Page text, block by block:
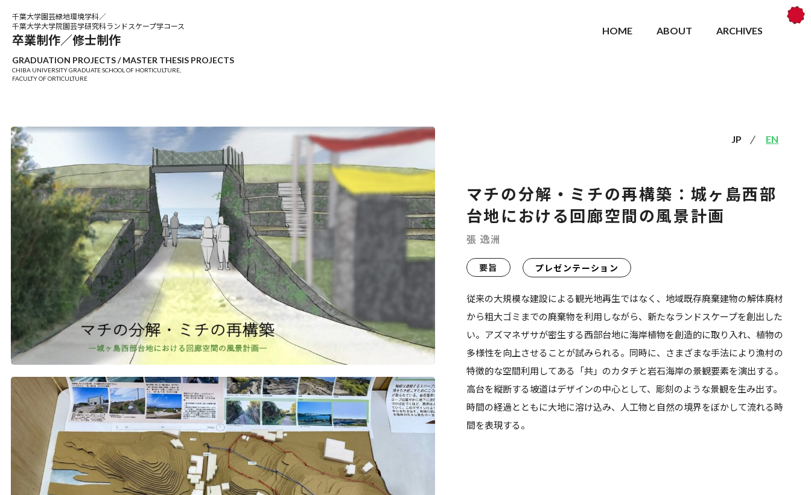
千葉大学園芸緑地環境学科／
千葉大学大学院園芸学研究科ランドスケープ学コース
卒業制作／修士制作
GRADUATION PROJECTS /MASTER THESIS PROJECTS
CHIBA UNIVERSITY GRADUATE SCHOOL OF HORTICULTURE,
FACULTY OF ORTICULTURE
HOME ABOUT ARCHIVES
JP EN
マチの分解・ミチの再構築：城ヶ島西部
台地における回廊空間の風景計画
張 逸洲
要旨 プレゼンテーション
従来の大規模な建設による観光地再生ではなく、地域既存廃棄建物の解体廃材
から粗大ゴミまでの廃棄物を利用しながら、新たなランドスケープを創出した
い。アズマネザサが密生する西部台地に海岸植物を創造的に取り入れ、植物の
多様性を向上させることが試みられる。同時に、さまざまな手法により漁村の
特徴的な空間利用してある「共」のカタチと岩石海岸の景観要素を演出する。
高台を縦断する坡道はデザインの中心として、彫刻のような景観を生み出す。
時間の経過とともに大地に溶け込み、人工物と自然の境界をぼかして流れる時
間を表現する。